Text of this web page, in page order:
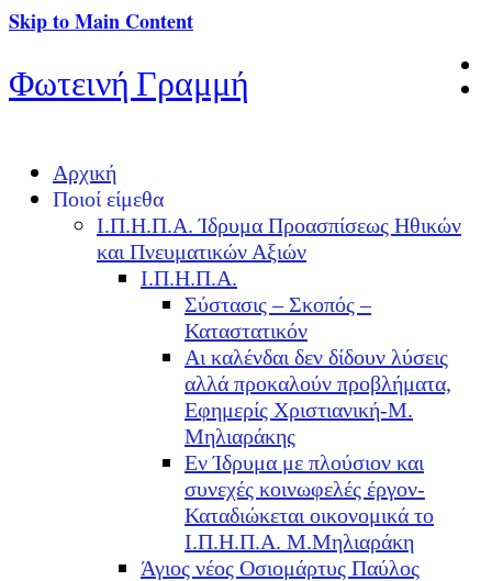
Skip to Main Content
Φωτεινή Γραμμή
Αρχική
Ποιοί είμεθα
Ι.Π.Η.Π.Α. Ίδρυμα Προασπίσεως Ηθικών
και Πνευματικών Αξιών
Ι.Π.Η.Π.Α.
Σύστασις – Σκοπός –
Καταστατικόν
Αι καλένδαι δεν δίδουν λύσεις
αλλά προκαλούν προβλήματα,
Εφημερίς Χριστιανική-Μ.
Μηλιαράκης
Εν Ίδρυμα με πλούσιον και
συνεχές κοινωφελές έργον-
Καταδιώκεται οικονομικά το
Ι.Π.Η.Π.Α. Μ.Μηλιαράκη
Άγιος νέος Οσιομάρτυς Παύλος